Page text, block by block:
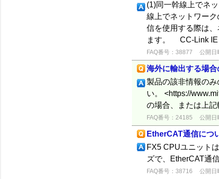
(1)同一幹線上でネ
線上でネットワー
信を使用する際は
ます。 CC-Link IE
FAQ番号：38877 公開日
海外に輸出する場
製品の該非情報の
い。 <https://
の場合、または上
FAQ番号：24185 公開日
EtherCAT通信につ
FX5 CPUユニット
ズで、EtherCAT通
FAQ番号：38716 公開日